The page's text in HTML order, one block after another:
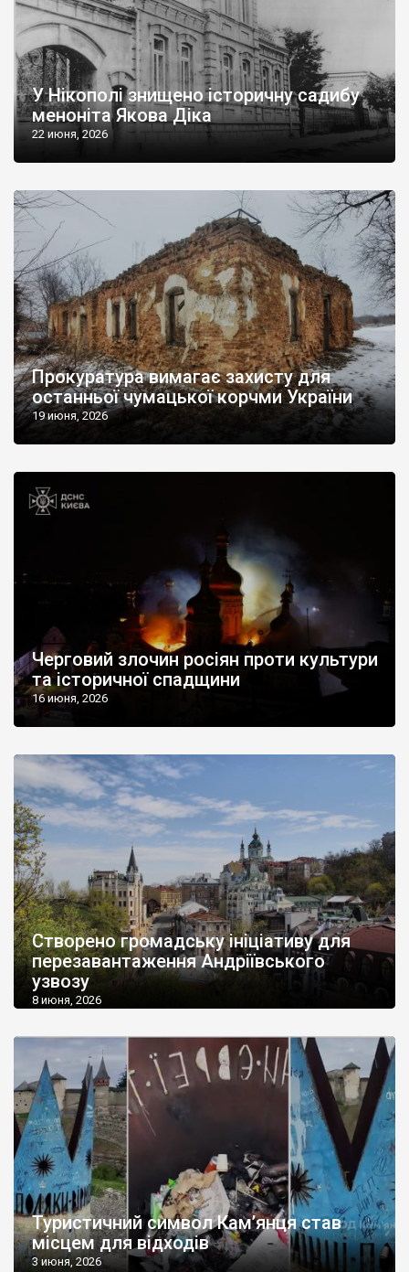
У Нікополі знищено історичну садибу
меноніта Якова Діка
22 июня, 2026
Прокуратура вимагає захисту для
останньої чумацької корчми України
19 июня, 2026
Черговий злочин росіян проти культури
та історичної спадщини
16 июня, 2026
Створено громадську ініціативу для
перезавантаження Андріївського
узвозу
8 июня, 2026
Туристичний символ Кам’янця став
місцем для відходів
3 июня, 2026